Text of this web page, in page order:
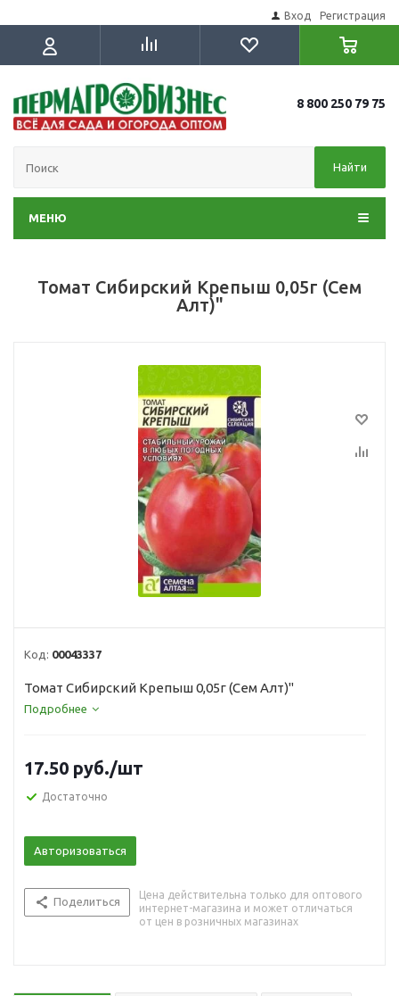
Вход Регистрация
8 800 250 79 75
Найти
МЕНЮ
Томат Сибирский Крепыш 0,05г (Сем
Алт)"
Код: 00043337
Томат Сибирский Крепыш 0,05г (Сем Алт)"
Подробнее
17.50 руб./шт
Достаточно
Авторизоваться
Поделиться
Цена действительна только для оптового
интернет-магазина и может отличаться
от цен в розничных магазинах